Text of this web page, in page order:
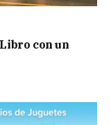
con un